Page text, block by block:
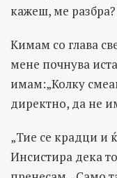
кажеш, ме
Кимам со глава
мене почнува
имам:„Колку
директно, да не
„Тие се крадци и
Инсистира дека